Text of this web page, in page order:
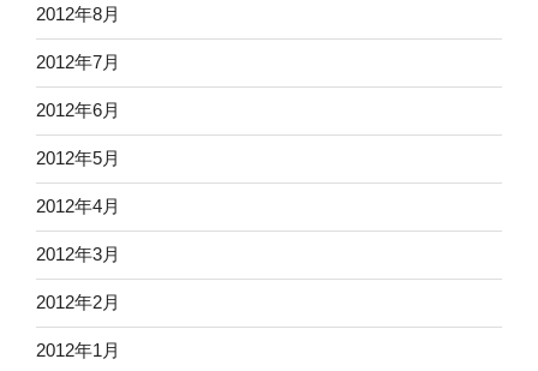
2012年8月
2012年7月
2012年6月
2012年5月
2012年4月
2012年3月
2012年2月
2012年1月